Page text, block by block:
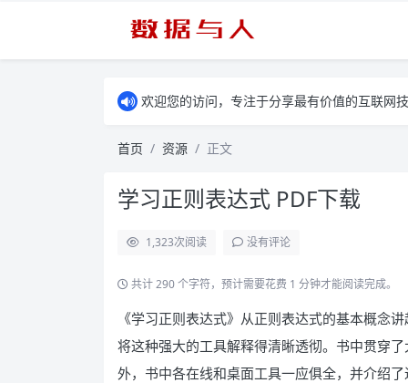
欢迎您的访问，专注于分享最有价值的互联网
首页 资源 正文
学习正则表达式 PDF下载
1,323次阅读 没有评论
共计 290 个字符，预计需要花费 1 分钟才能阅读完成。
《学习正则表达式》从正则表达式的基本概念
将这种强大的工具解释得清晰透彻。书中贯穿
外，书中各在线和桌面工具一应俱全，并介绍